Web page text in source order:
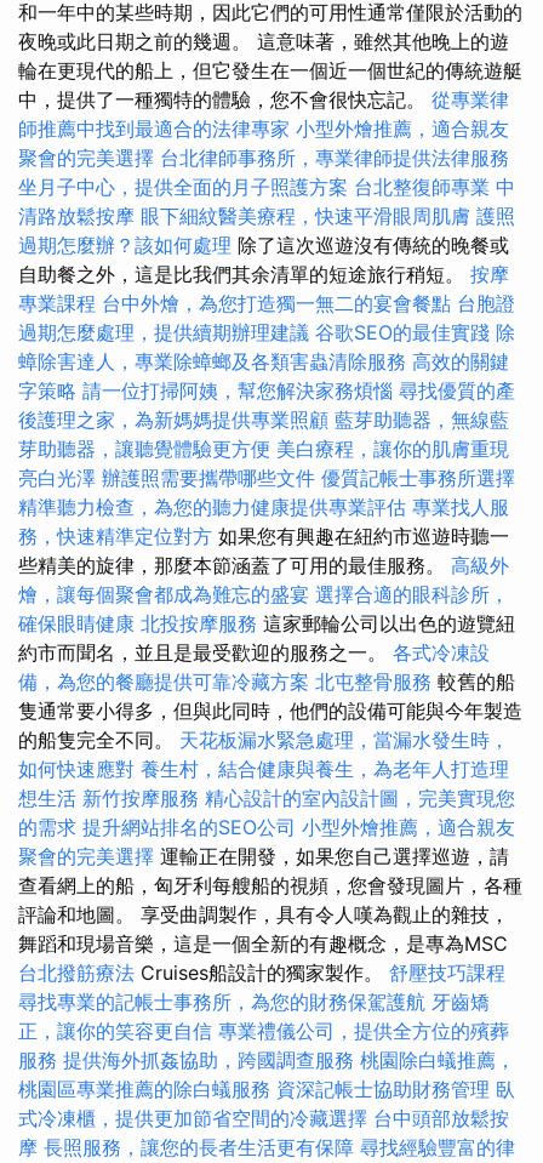
和一年中的某些時期，因此它們的可用性通常僅限於活動的
夜晚或此日期之前的幾週。 這意味著，雖然其他晚上的遊
輪在更現代的船上，但它發生在一個近一個世紀的傳統遊艇
中，提供了一種獨特的體驗，您不會很快忘記。 從專業律
師推薦中找到最適合的法律專家 小型外燴推薦，適合親友
聚會的完美選擇 台北律師事務所，專業律師提供法律服務
坐月子中心，提供全面的月子照護方案 台北整復師專業 中
清路放鬆按摩 眼下細紋醫美療程，快速平滑眼周肌膚 護照
過期怎麼辦？該如何處理 除了這次巡遊沒有傳統的晚餐或
自助餐之外，這是比我們其余清單的短途旅行稍短。 按摩
專業課程 台中外燴，為您打造獨一無二的宴會餐點 台胞證
過期怎麼處理，提供續期辦理建議 谷歌SEO的最佳實踐 除
蟑除害達人，專業除蟑螂及各類害蟲清除服務 高效的關鍵
字策略 請一位打掃阿姨，幫您解決家務煩惱 尋找優質的產
後護理之家，為新媽媽提供專業照顧 藍芽助聽器，無線藍
芽助聽器，讓聽覺體驗更方便 美白療程，讓你的肌膚重現
亮白光澤 辦護照需要攜帶哪些文件 優質記帳士事務所選擇
精準聽力檢查，為您的聽力健康提供專業評估 專業找人服
務，快速精準定位對方 如果您有興趣在紐約市巡遊時聽一
些精美的旋律，那麼本節涵蓋了可用的最佳服務。 高級外
燴，讓每個聚會都成為難忘的盛宴 選擇合適的眼科診所，
確保眼睛健康 北投按摩服務 這家郵輪公司以出色的遊覽紐
約市而聞名，並且是最受歡迎的服務之一。 各式冷凍設
備，為您的餐廳提供可靠冷藏方案 北屯整骨服務 較舊的船
隻通常要小得多，但與此同時，他們的設備可能與今年製造
的船隻完全不同。 天花板漏水緊急處理，當漏水發生時，
如何快速應對 養生村，結合健康與養生，為老年人打造理
想生活 新竹按摩服務 精心設計的室內設計圖，完美實現您
的需求 提升網站排名的SEO公司 小型外燴推薦，適合親友
聚會的完美選擇 運輸正在開發，如果您自己選擇巡遊，請
查看網上的船，匈牙利每艘船的視頻，您會發現圖片，各種
評論和地圖。 享受曲調製作，具有令人嘆為觀止的雜技，
舞蹈和現場音樂，這是一個全新的有趣概念，是專為MSC
台北撥筋療法 Cruises船設計的獨家製作。 舒壓技巧課程
尋找專業的記帳士事務所，為您的財務保駕護航 牙齒矯
正，讓你的笑容更自信 專業禮儀公司，提供全方位的殯葬
服務 提供海外抓姦協助，跨國調查服務 桃園除白蟻推薦，
桃園區專業推薦的除白蟻服務 資深記帳士協助財務管理 臥
式冷凍櫃，提供更加節省空間的冷藏選擇 台中頭部放鬆按
摩 長照服務，讓您的長者生活更有保障 尋找經驗豐富的律